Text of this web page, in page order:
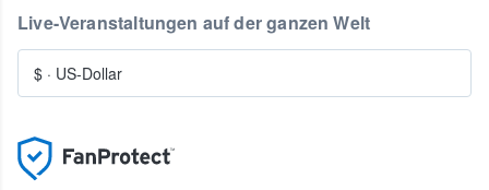
Live-Veranstaltungen auf der ganzen Welt
$ · US-Dollar